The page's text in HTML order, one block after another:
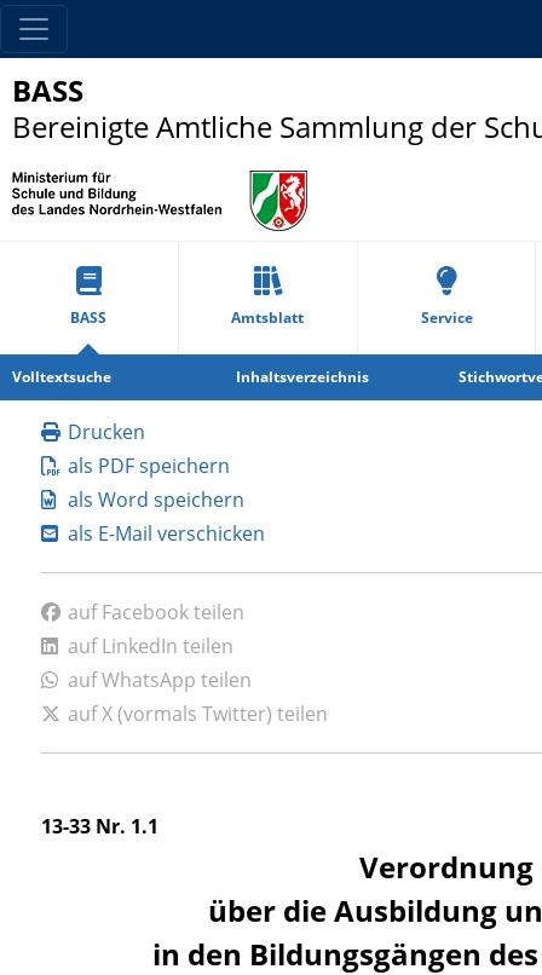
BASS
Bereinigte Amtliche Sammlung der
BASS Amtsblatt Service
Volltextsuche Inhaltsverzeichnis
Drucken
als PDF speichern
als Word speichern
als E-Mail verschicken
auf Facebook teilen
auf LinkedIn teilen
auf WhatsApp teilen
auf X (vormals Twitter) teilen
13-33 Nr. 1.1
Verordnung
über die Ausbildung
in den Bildungsgängen